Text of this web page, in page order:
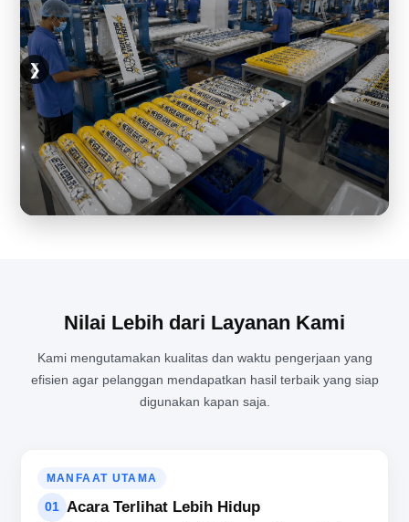
❮
❯
Nilai Lebih dari Layanan Kami
Kami mengutamakan kualitas dan waktu pengerjaan yang
efisien agar pelanggan mendapatkan hasil terbaik yang siap
digunakan kapan saja.
MANFAAT UTAMA
01 Acara Terlihat Lebih Hidup